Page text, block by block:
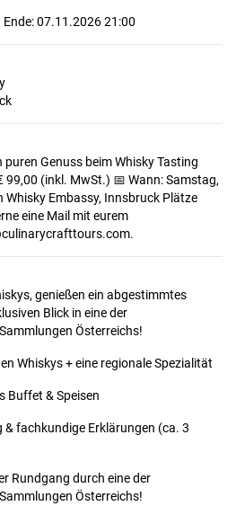
Ende: 07.11.2026 21:00
Genuss beim Whisky Tasting
99,00 (inkl. MwSt.) 📅 Wann: Samstag,
Whisky Embassy, Innsbruck Plätze
eine Mail mit eurem
genießen ein abgestimmtes
Blick in eine der
Österreichs!
Whiskys + eine regionale Spezialität
Buffet & Speisen
& fachkundige Erklärungen (ca. 3
Rundgang durch eine der
Österreichs!